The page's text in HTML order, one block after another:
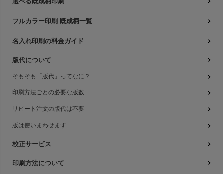
フルカラー印刷 既成柄一覧
名入れ印刷の料金ガイド
版代について
そもそも「版代」ってなに？
印刷方法ごとの必要な版数
リピート注文の版代は不要
版は使いまわせます
校正サービス
印刷方法について